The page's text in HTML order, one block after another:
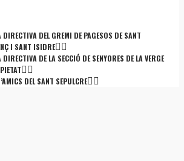
DIRECTIVA DEL GREMI DE PAGESOS DE SANT
I SANT ISIDRE
DIRECTIVA DE LA SECCIÓ DE SENYORES DE LA VERGE
DEL SANT SEPULCRE